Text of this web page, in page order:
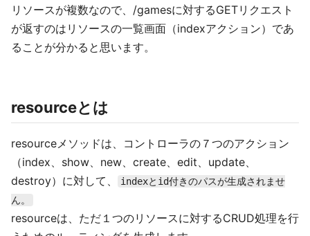
リソースが複数なので、/gamesに対するGETリクエスト
が返すのはリソースの一覧画面（indexアクション）であ
ることが分かると思います。
resourceとは
resourceメソッドは、コントローラの７つのアクション
（index、show、new、create、edit、update、
destroy）に対して、
indexとid付きのパスが生成されませ
ん。
resourceは、ただ１つのリソースに対するCRUD処理を行